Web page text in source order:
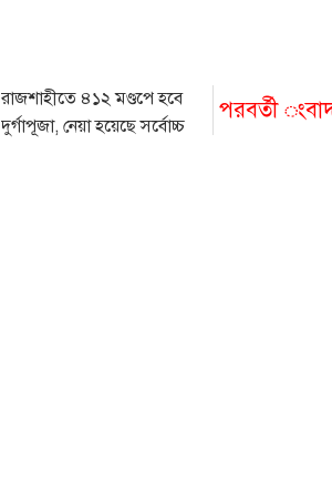
পরবর্তী
রাজশাহীতে ৪১২ মণ্ডপে হবে
দুর্গাপূজা, নেয়া হয়েছে সর্বোচ্চ